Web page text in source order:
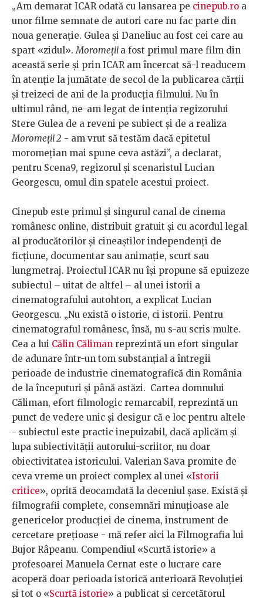
„Am demarat ICAR odată cu lansarea pe cinepub.ro a
unor filme semnate de autori care nu fac parte din
noua generație. Gulea și Daneliuc au fost cei care au
spart «zidul».Moromeții a fost primul mare film din
această serie și prin ICAR am încercat să-l readucem
în atenție la jumătate de secol de la publicarea cărții
și treizeci de ani de la producția filmului. Nu în
ultimul rând, ne-am legat de intenția regizorului
Stere Gulea de a reveni pe subiect și de a realiza
Moromeții 2 - am vrut să testăm dacă epitetul
moromețian mai spune ceva astăzi”, a declarat,
pentru Scena9, regizorul și scenaristul Lucian
Georgescu, omul din spatele acestui proiect.
Cinepub este primul şi singurul canal de cinema
românesc online, distribuit gratuit şi cu acordul legal
al producătorilor şi cineaştilor independenţi de
ficţiune, documentar sau animaţie, scurt sau
lungmetraj. Proiectul ICAR nu își propune să epuizeze
subiectul – uitat de altfel – al unei istorii a
cinematografului autohton, a explicat Lucian
Georgescu. „Nu există o istorie, ci istorii. Pentru
cinematograful românesc, însă, nu s-au scris multe.
Cea a lui Călin Căliman reprezintă un efort singular
de adunare într-un tom substanțial a întregii
perioade de industrie cinematografică din România
de la începuturi și până astăzi. Cartea domnului
Căliman, efort filmologic remarcabil, reprezintă un
punct de vedere unic și desigur că e loc pentru altele
- subiectul este practic inepuizabil, dacă aplicăm și
lupa subiectivității autorului-scriitor, nu doar
obiectivitatea istoricului. Valerian Sava promite de
ceva vreme un proiect complex al unei «Istorii
critice», oprită deocamdată la deceniul șase. Există și
filmografii complete, consemnări minuțioase ale
genericelor producției de cinema, instrument de
cercetare prețioase - mă refer aici la Filmografia lui
Bujor Râpeanu. Compendiul «Scurtă istorie» a
profesoarei Manuela Cernat este o lucrare care
acoperă doar perioada istorică anterioară Revoluției
și tot o «Scurtă istorie» a publicat și cercetătorul